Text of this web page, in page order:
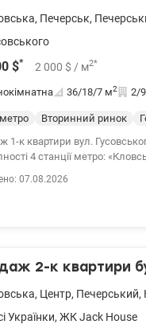
, Печерськ,
$* 2 000 $ / м2*
36/18/7 м2 2/
Вторинний ринок
1-к квартири вул.
4 станції метро:
07.08.2026
2-к квартири
, Центр, Печерський,
Українки, ЖК Jack House